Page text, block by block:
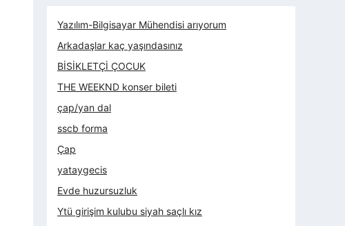
Yazılım-Bilgisayar Mühendisi arıyorum
Arkadaşlar kaç yaşındasınız
BİSİKLETÇİ ÇOCUK
THE WEEKND konser bileti
çap/yan dal
sscb forma
Çap
yataygecis
Evde huzursuzluk
Ytü girişim kulubu siyah saçlı kız